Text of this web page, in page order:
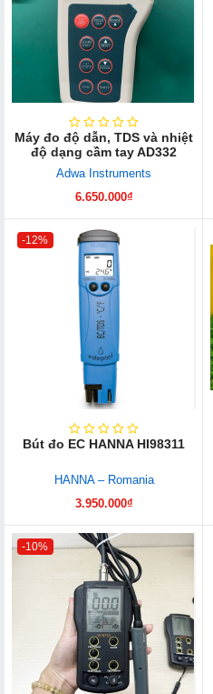
Máy đo độ dẫn, TDS và nhiệt
độ dạng cầm tay AD332
Adwa Instruments
6.650.000₫
-12%
Bút đo EC HANNA HI98311
HANNA – Romania
3.950.000₫
-10%